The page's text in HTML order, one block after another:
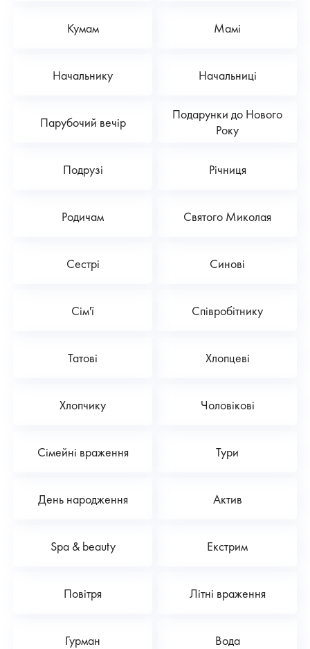
Кумам Мамі
Начальнику Начальниці
Парубочий вечір
Подарунки до Нового
Року
Подрузі Річниця
Родичам Святого Миколая
Сестрі Синові
Сім'ї Співробітнику
Татові Хлопцеві
Хлопчику Чоловікові
Сімейні враження Тури
День народження Актив
Spa & beauty Екстрим
Повітря Літні враження
Гурман Вода